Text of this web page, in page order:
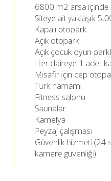
6800 m2 arsa içinde
Siteye ait yaklaşık
Kapalı otopark
Açık otopark
Açık çocuk oyun
Her daireye 1 adet
Misafir için cep
Türk hamamı
Fitness salonu
Saunalar
Kamelya
Peyzaj çalışması
Güvenlik hizmeti (24
kamere güvenliği)